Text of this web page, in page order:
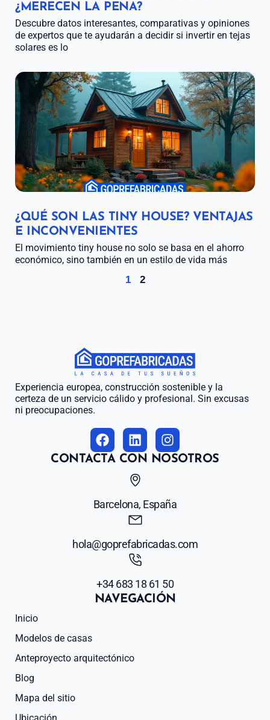
¿MERECEN LA PENA?
Descubre datos interesantes, comparativas y opiniones
de expertos que te ayudarán a decidir si invertir en tejas
solares es lo
¿QUÉ SON LAS TINY HOUSE? VENTAJAS
E INCONVENIENTES
El movimiento tiny house no solo se basa en el ahorro
económico, sino también en un estilo de vida más
1
2
Experiencia europea, construcción sostenible y la
certeza de un servicio cálido y profesional. Sin excusas
ni preocupaciones.
CONTACTA CON NOSOTROS
Barcelona, España
hola@goprefabricadas.com
+34 683 18 61 50
NAVEGACIÓN
Inicio
Modelos de casas
Anteproyecto arquitectónico
Blog
Mapa del sitio
Ubicación